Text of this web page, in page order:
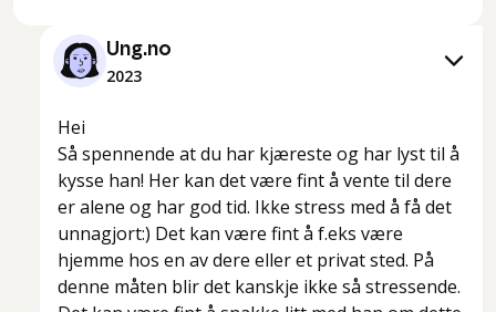
Ung.no
2023
Hei
Så spennende at du har kjæreste og har lyst til å
kysse han! Her kan det være fint å vente til dere
er alene og har god tid. Ikke stress med å få det
unnagjort:) Det kan være fint å f.eks være
hjemme hos en av dere eller et privat sted. På
denne måten blir det kanskje ikke så stressende.